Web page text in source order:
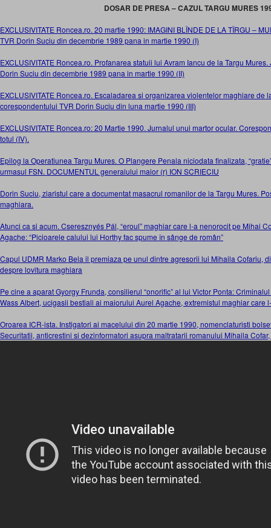
DOSAR DE PRESA – CAZUL TARGU MURES
EXCLUSIVITATE Roncea.ro. 20 martie 1990: IMAGINI BLÎNDE DE LA TÎRGU –
TVR Dorin Suciu din decembrie 1989 pana in martie 1990 (I)
EXCLUSIVITATE Roncea.ro. Profanarea statuii lui Avram Iancu de la Targu
Dorin Suciu din decembrie 1989 pana in martie 1990 (II)
EXCLUSIVITATE Roncea.ro. Escaladarea si organizarea violentelor maghiare de
corespondentului TVR Dorin Suciu din luna martie 1990 (III)
EXCLUSIVITATE Roncea.ro: 20 Martie 1990. Jurnalul unui martor ocular.
totul (IV).
Epilog la Operatiunea Targu Mures. O Plangere Penala niciodata finalizata,
urmasul FSN. DOCUMENTUL generalului maior (r) ION SCRIECIU
Dorin Suciu, ziaristul care a documentat masacrul romanilor de la Targu Mures.
maghiara.
Atunci ca si acum. Cseresznyés Pál, “eroul” maghiar care l-a nenorocit pe Mihai
Agache: “Picioarele calului lui Horthy fac spume în sânge de român”
Capul UDMR Marko Bela il premiaza pe unul dintre agresorii lui Mihaila Cofariu,
despre lovitura maghiara
Pe cine a aparat Gyorgy Frunda, consilierul “onorific” al lui Victor Ponta:
Wass Albert, ucigasii bestiali ai maiorului Aurel Agache, extremistul maghiar care
Oroarea ICR-ista. Instigatori ai macelului din 20 martie 1990, nomenclaturisti
Securitatii, anticrestini si dezinformatori asupra maltratarii romanului Mihaila